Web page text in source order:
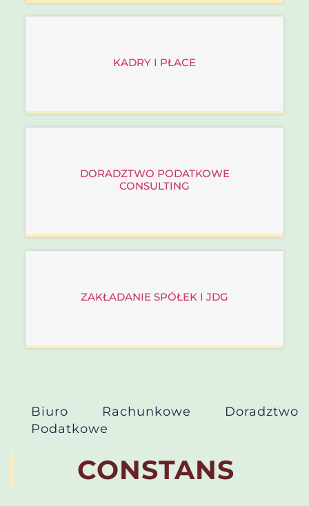
KADRY I PŁACE
DORADZTWO PODATKOWE
CONSULTING
ZAKŁADANIE SPÓŁEK I JDG
Biuro Rachunkowe Doradztwo
Podatkowe
CONSTANS